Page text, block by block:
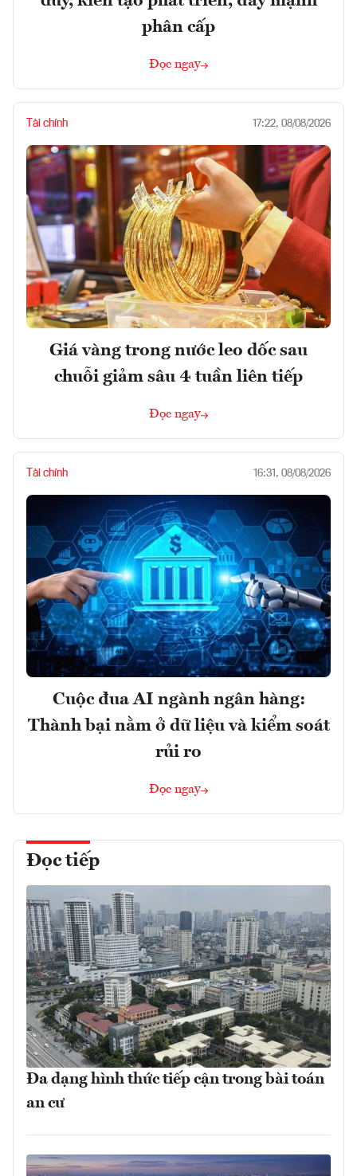
phân cấp
Đọc ngay
Tài chính 17:22, 08/08/2026
Giá vàng trong nước leo dốc sau
chuỗi giảm sâu 4 tuần liên tiếp
Đọc ngay
Tài chính 16:31, 08/08/2026
Cuộc đua AI ngành ngân hàng:
Thành bại nằm ở dữ liệu và kiểm soát
rủi ro
Đọc ngay
Đọc tiếp
Đa dạng hình thức tiếp cận trong bài toán
an cư